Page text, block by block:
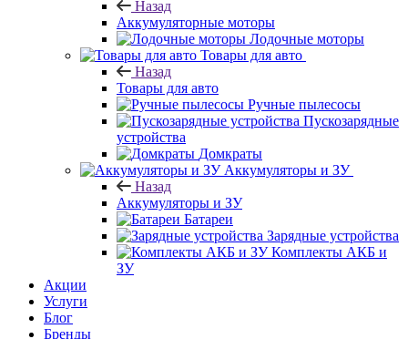
Назад
Аккумуляторные моторы
Лодочные моторы
Товары для авто
Назад
Товары для авто
Ручные пылесосы
Пускозарядные
устройства
Домкраты
Аккумуляторы и ЗУ
Назад
Аккумуляторы и ЗУ
Батареи
Зарядные устройства
Комплекты АКБ и
ЗУ
Акции
Услуги
Блог
Бренды